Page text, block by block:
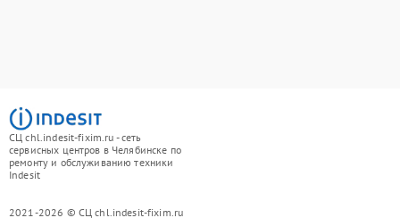
СЦ chl.indesit-fixim.ru - сеть
сервисных центров в Челябинске по
ремонту и обслуживанию техники
Indesit
2021-2026 © СЦ chl.indesit-fixim.ru